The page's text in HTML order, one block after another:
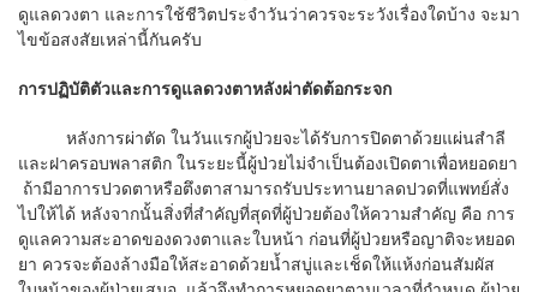
ดูแลดวงตา และการใช้ชีวิตประจำวันว่าควรจะระวังเรื่องใดบ้าง จะมา
ไขข้อสงสัยเหล่านี้กันครับ
การปฏิบัติตัวและการดูแลดวงตาหลังผ่าตัดต้อกระจก
หลังการผ่าตัด ในวันแรกผู้ป่วยจะได้รับการปิดตาด้วยแผ่นสำลี
และฝาครอบพลาสติก ในระยะนี้ผู้ป่วยไม่จำเป็นต้องเปิดตาเพื่อหยอดยา
ถ้ามีอาการปวดตาหรือตึงตาสามารถรับประทานยาลดปวดที่แพทย์สั่ง
ไปให้ได้ หลังจากนั้นสิ่งที่สำคัญที่สุดที่ผู้ป่วยต้องให้ความสำคัญ คือ การ
ดูแลความสะอาดของดวงตาและใบหน้า ก่อนที่ผู้ป่วยหรือญาติจะหยอด
ยา ควรจะต้องล้างมือให้สะอาดด้วยน้ำสบู่และเช็ดให้แห้งก่อนสัมผัส